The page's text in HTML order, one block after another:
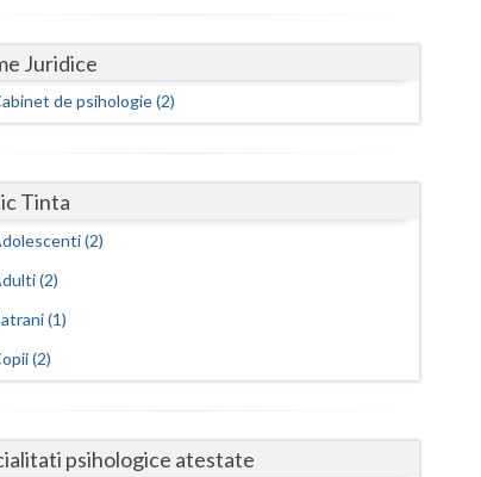
Covasna
Dambovita
Dolj
Galati
Ialomita
Juridice
de psihologie (2)
Tinta
(2)
(2)
(1)
(2)
psihologice atestate